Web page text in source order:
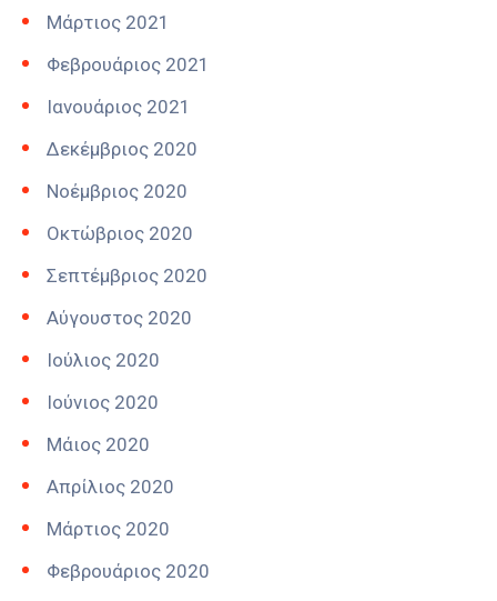
Μάρτιος 2021
Φεβρουάριος 2021
Ιανουάριος 2021
Δεκέμβριος 2020
Νοέμβριος 2020
Οκτώβριος 2020
Σεπτέμβριος 2020
Αύγουστος 2020
Ιούλιος 2020
Ιούνιος 2020
Μάιος 2020
Απρίλιος 2020
Μάρτιος 2020
Φεβρουάριος 2020